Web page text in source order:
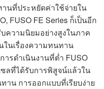
านที่ประหยัดค่าใช้จ่ายใน
FUSO FE Series ก็เป็นอีก
ความนิยมอย่างสูงในภาค
ในเรื่องความทนทาน
รดำเนินงานที่ต่ำ FUSO
ซลที่ได้รับการพิสูจน์แล้วใน
าน การออกแบบที่เรียบง่าย